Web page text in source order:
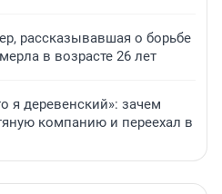
рассказывавшая о борьбе
в возрасте 26 лет
я деревенский»: зачем
компанию и переехал в